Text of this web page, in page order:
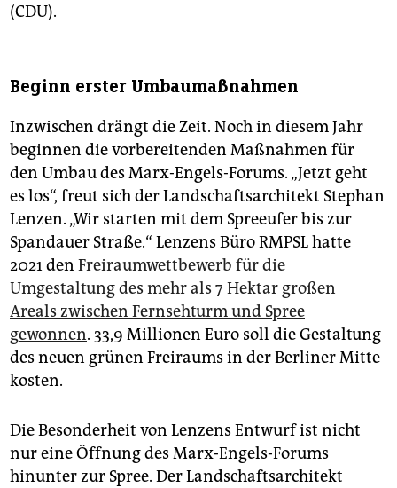
(CDU).
Beginn erster Umbaumaßnahmen
Inzwischen drängt die Zeit. Noch in diesem Jahr
beginnen die vorbereitenden Maßnahmen für
den Umbau des Marx-Engels-Forums. „Jetzt geht
es los“, freut sich der Landschaftsarchitekt Stephan
Lenzen. „Wir starten mit dem Spreeufer bis zur
Spandauer Straße.“ Lenzens Büro RMPSL hatte
2021 den Freiraumwettbewerb für die
Umgestaltung des mehr als 7 Hektar großen
Areals zwischen Fernsehturm und Spree
gewonnen. 33,9 Millionen Euro soll die Gestaltung
des neuen grünen Freiraums in der Berliner Mitte
kosten.
Die Besonderheit von Lenzens Entwurf ist nicht
nur eine Öffnung des Marx-Engels-Forums
hinunter zur Spree. Der Landschaftsarchitekt